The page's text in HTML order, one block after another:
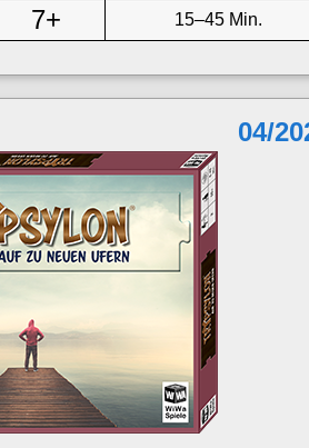
7+ 15–45 Min.
04/